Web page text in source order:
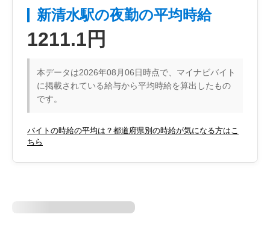
新清水駅の夜勤の平均時給
1211.1円
本データは2026年08月06日時点で、マイナビバイト
に掲載されている給与から平均時給を算出したもの
です。
バイトの時給の平均は？都道府県別の時給が気になる方はこ
ちら